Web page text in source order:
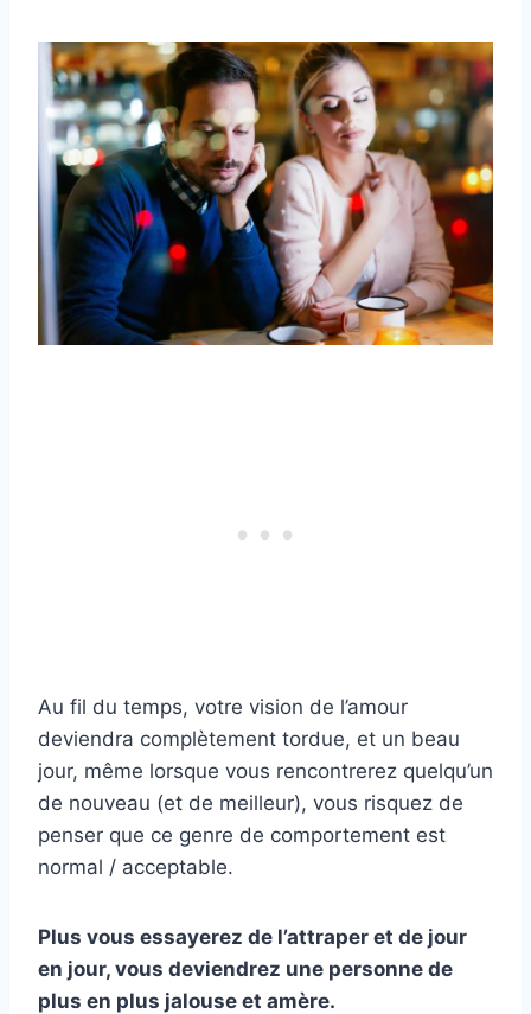
Au fil du temps, votre vision de l’amour
deviendra complètement tordue, et un beau
jour, même lorsque vous rencontrerez quelqu’un
de nouveau (et de meilleur), vous risquez de
penser que ce genre de comportement est
normal / acceptable.
Plus vous essayerez de l’attraper et de jour
en jour, vous deviendrez une personne de
plus en plus jalouse et amère.